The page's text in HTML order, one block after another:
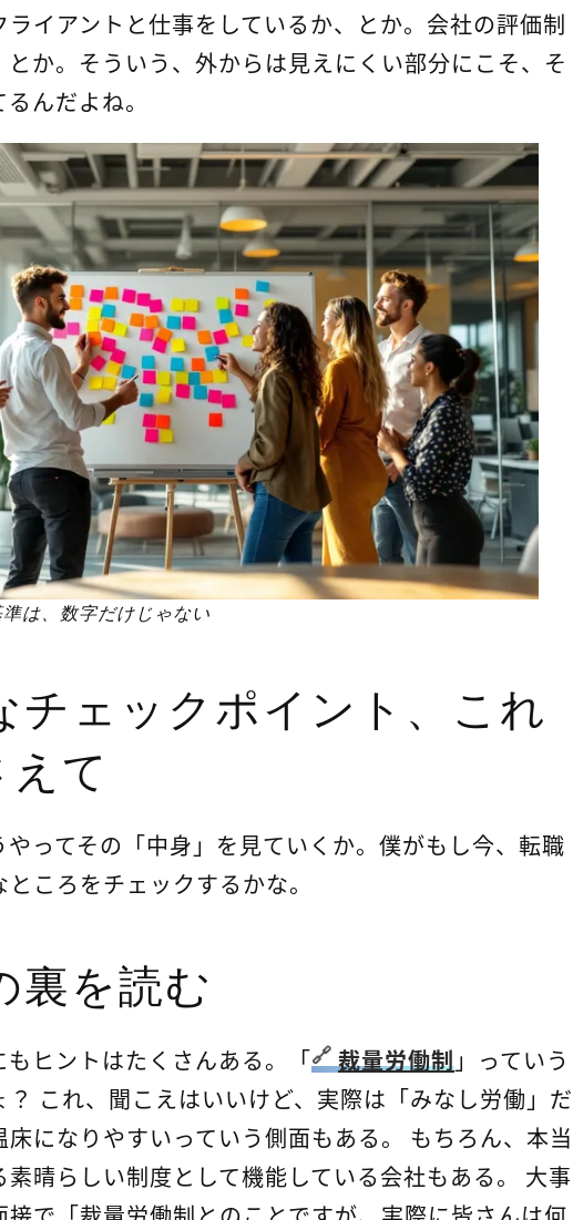
イアントと仕事をしているか、とか。会社の評価制
か。そういう、外からは見えにくい部分にこそ、そ
んだよね。
は、数字だけじゃない
チェックポイント、これ
て
やってその「中身」を見ていくか。僕がもし今、転職
ころをチェックするかな。
裏を読む
ヒントはたくさんある。「 裁量労働制」っていう
これ、聞こえはいいけど、実際は「みなし労働」だ
になりやすいっていう側面もある。 もちろん、本当
晴らしい制度として機能している会社もある。 大事